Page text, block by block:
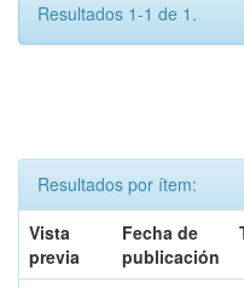
Resultados 1-1 de 1.
Resultados por ítem:
Vista
previa
Fecha de
publicación